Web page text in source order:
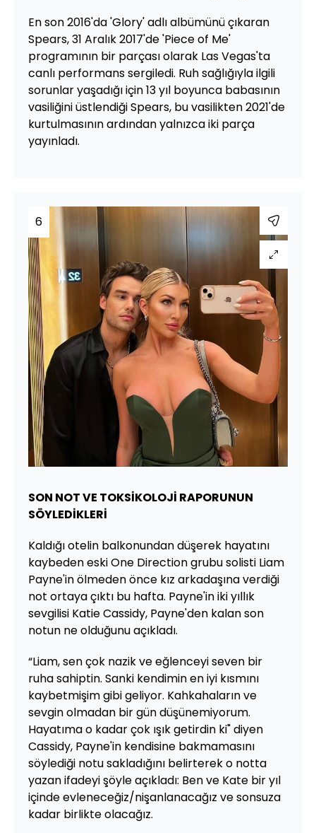
En son 2016'da 'Glory' adlı albümünü çıkaran
Spears, 31 Aralık 2017'de 'Piece of Me'
programının bir parçası olarak Las Vegas'ta
canlı performans sergiledi. Ruh sağlığıyla ilgili
sorunlar yaşadığı için 13 yıl boyunca babasının
vasiliğini üstlendiği Spears, bu vasilikten 2021'de
kurtulmasının ardından yalnızca iki parça
yayınladı.
6
SON NOT VE TOKSİKOLOJİ RAPORUNUN
SÖYLEDİKLERİ
Kaldığı otelin balkonundan düşerek hayatını
kaybeden eski One Direction grubu solisti Liam
Payne'in ölmeden önce kız arkadaşına verdiği
not ortaya çıktı bu hafta. Payne'in iki yıllık
sevgilisi Katie Cassidy, Payne'den kalan son
notun ne olduğunu açıkladı.
“Liam, sen çok nazik ve eğlenceyi seven bir
ruha sahiptin. Sanki kendimin en iyi kısmını
kaybetmişim gibi geliyor. Kahkahaların ve
sevgin olmadan bir gün düşünemiyorum.
Hayatıma o kadar çok ışık getirdin ki" diyen
Cassidy, Payne'in kendisine bakmamasını
söylediği notu sakladığını belirterek o notta
yazan ifadeyi şöyle açıkladı: Ben ve Kate bir yıl
içinde evleneceğiz/nişanlanacağız ve sonsuza
kadar birlikte olacağız.